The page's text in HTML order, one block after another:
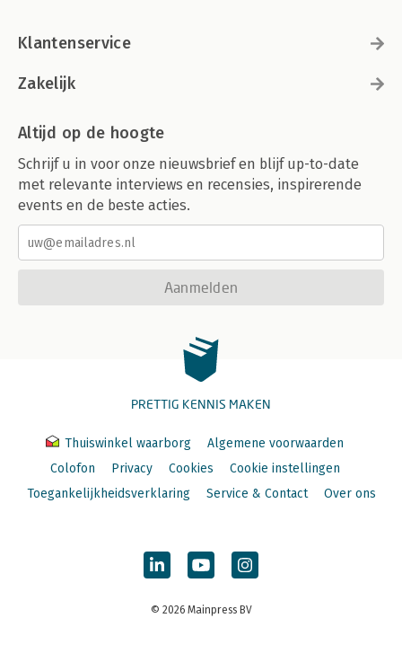
Klantenservice
Zakelijk
Altijd op de hoogte
Schrijf u in voor onze nieuwsbrief en blijf up-to-date
met relevante interviews en recensies, inspirerende
events en de beste acties.
Aanmelden
PRETTIG KENNIS MAKEN
Thuiswinkel waarborg
Algemene voorwaarden
Colofon
Privacy Cookies
Cookie instellingen
Toegankelijkheidsverklaring
Service & Contact Over ons
© 2026 Mainpress BV